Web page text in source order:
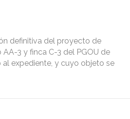
definitiva del proyecto de
3 y finca C-3 del PGOU de
expediente, y cuyo objeto se